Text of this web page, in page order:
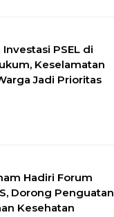
PSEL di
Keselamatan
Jadi Prioritas
Hadiri Forum
Dorong Penguatan
Kesehatan